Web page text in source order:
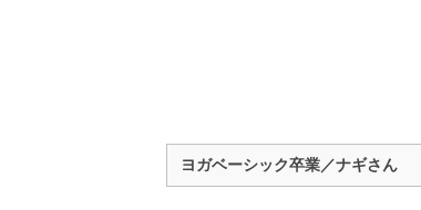
ヨガベーシック卒業／ナギさん